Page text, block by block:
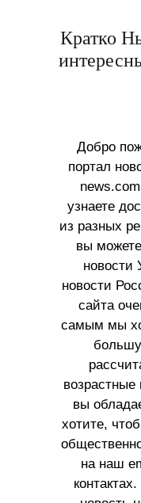
Кратко
Добро
портал
узнаете
из разных
вы
новости
новости
сайта
самым мы
возрастные
вы
хотите,
на наш